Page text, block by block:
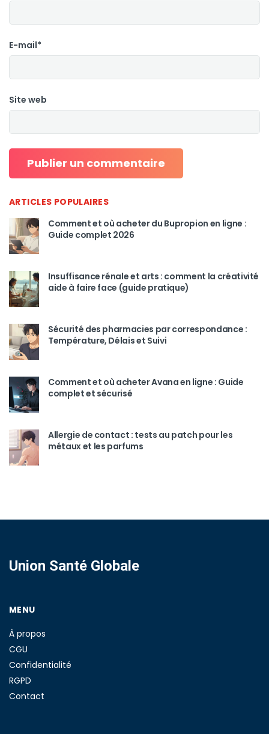
E-mail*
Site web
ARTICLES POPULAIRES
Comment et où acheter du Bupropion en ligne :
Guide complet 2026
Insuffisance rénale et arts : comment la créativité
aide à faire face (guide pratique)
Sécurité des pharmacies par correspondance :
Température, Délais et Suivi
Comment et où acheter Avana en ligne : Guide
complet et sécurisé
Allergie de contact : tests au patch pour les
métaux et les parfums
Union Santé Globale
MENU
À propos
CGU
Confidentialité
RGPD
Contact